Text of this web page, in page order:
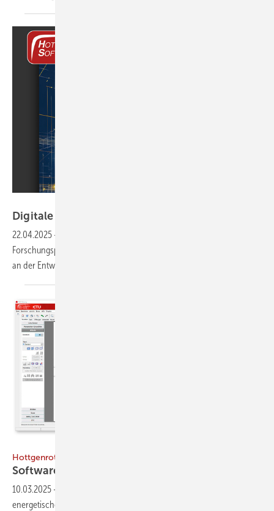
Digitale Standards, Werk­zeu­ge und
22.04.2025 -
Forschungsprojekt Construct-X für die Digitalisierung des Bauwesens
an der Entwicklung digitaler
Hottgenroth
Software dient als
10.03.2025 -
energetischen Bewertung von Gebäuden und Heizungsoptimierung.